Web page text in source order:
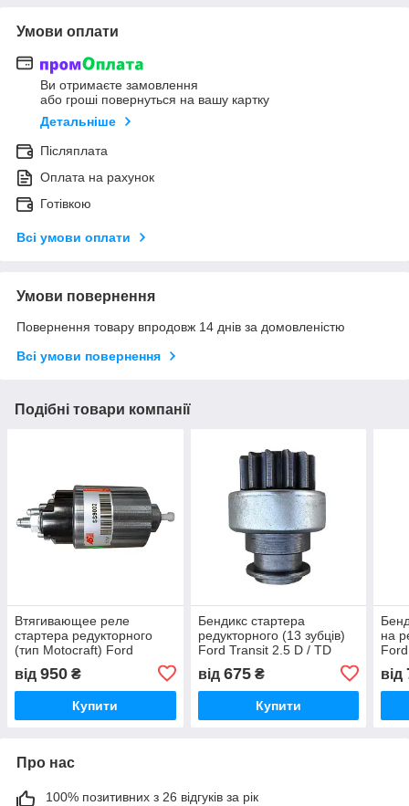
Умови оплати
Ви отримаєте замовлення
або гроші повернуться на вашу картку
Детальніше
Післяплата
Оплата на рахунок
Готівкою
Всі умови оплати
Умови повернення
Повернення товару впродовж 14 днів за домовленістю
Всі умови повернення
Подібні товари компанії
Втягивающее реле
стартера редукторного
(тип Motocraft) Ford
Форд Транзит 1992-2000,
E3RZ11390A
від 950 ₴
Купити
Бендикс стартера
редукторного (13 зубців)
Ford Transit 2.5 D / TD
1992-2000, 10670F7RU
від 675₴
Купити
на
від
Про нас
100% позитивних з 26 відгуків за рік